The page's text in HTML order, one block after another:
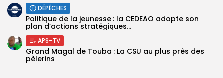
DÉPÊCHES
Politique de la jeunesse : la CEDEAO adopte son
plan d’actions stratégiques...
APS-TV
Grand Magal de Touba : La CSU au plus près des
pèlerins